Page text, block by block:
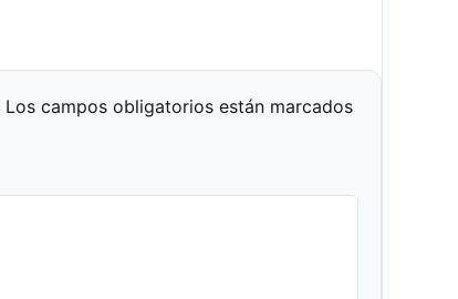
Los campos obligatorios están marcados